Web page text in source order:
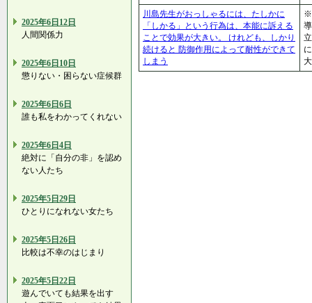
2025年6日12日
人間関係力
2025年6日10日
懲りない・困らない症候群
2025年6日6日
誰も私をわかってくれない
2025年6日4日
絶対に「自分の非」を認め
ない人たち
2025年5日29日
ひとりになれない女たち
2025年5日26日
比較は不幸のはじまり
2025年5日22日
遊んでいても結果を出す
川島先生がおっしゃるには、たしかに
「しかる」という行為は、本能に訴える
ことで効果が大きい。 けれども、しかり
続けると 防御作用によって耐性ができて
しまう
※
大